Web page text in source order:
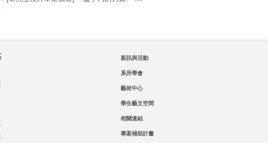
新訊與活動
系所學會
藝術中心
學生藝文空間
相關連結
專案補助計畫